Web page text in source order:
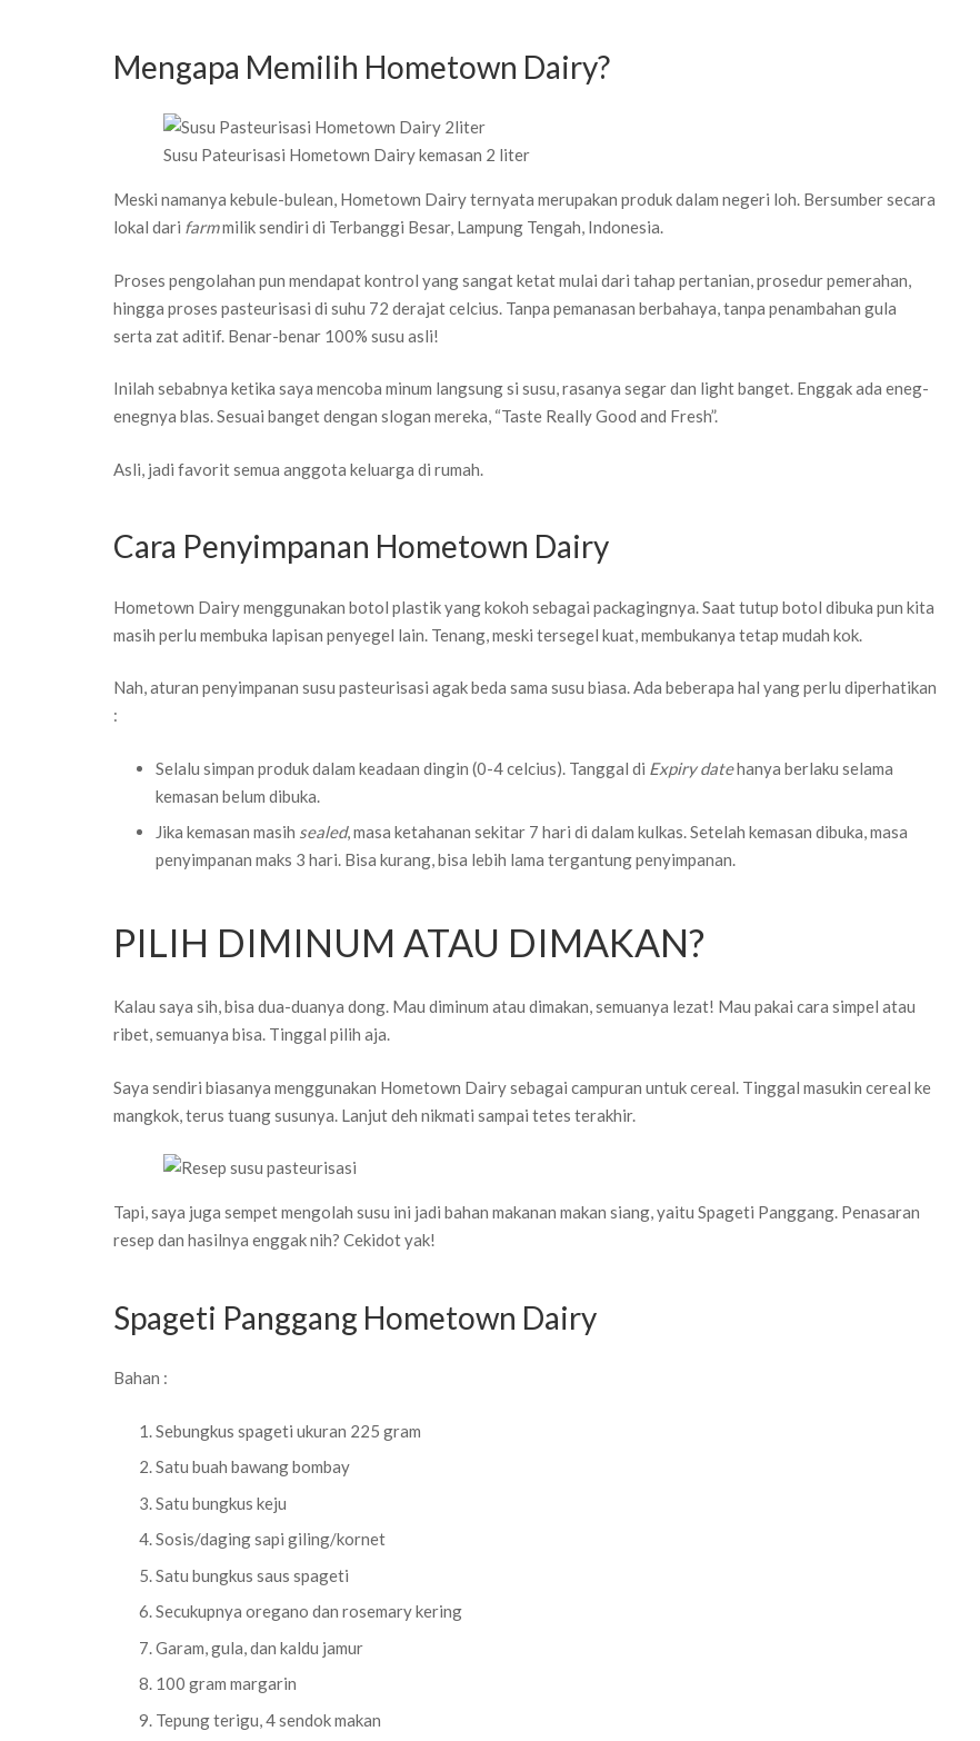
Mengapa Memilih Hometown Dairy?
Susu Pateurisasi Hometown Dairy kemasan 2 liter
Meski namanya kebule-bulean, Hometown Dairy ternyata merupakan produk dalam negeri loh. Bersumber secara
lokal dari farmmilik sendiri di Terbanggi Besar, Lampung Tengah, Indonesia.
Proses pengolahan pun mendapat kontrol yang sangat ketat mulai dari tahap pertanian, prosedur pemerahan,
hingga proses pasteurisasi di suhu 72 derajat celcius. Tanpa pemanasan berbahaya, tanpa penambahan gula
serta zat aditif. Benar-benar 100% susu asli!
Inilah sebabnya ketika saya mencoba minum langsung si susu, rasanya segar dan light banget. Enggak ada eneg-
enegnya blas. Sesuai banget dengan slogan mereka, “Taste Really Good and Fresh”.
Asli, jadi favorit semua anggota keluarga di rumah.
Cara Penyimpanan Hometown Dairy
Hometown Dairy menggunakan botol plastik yang kokoh sebagai packagingnya. Saat tutup botol dibuka pun kita
masih perlu membuka lapisan penyegel lain. Tenang, meski tersegel kuat, membukanya tetap mudah kok.
Nah, aturan penyimpanan susu pasteurisasi agak beda sama susu biasa. Ada beberapa hal yang perlu diperhatikan
:
Selalu simpan produk dalam keadaan dingin (0-4 celcius). Tanggal di Expiry datehanya berlaku selama
kemasan belum dibuka.
Jika kemasan masih sealed, masa ketahanan sekitar 7 hari di dalam kulkas. Setelah kemasan dibuka, masa
penyimpanan maks 3 hari. Bisa kurang, bisa lebih lama tergantung penyimpanan.
PILIH DIMINUM ATAU DIMAKAN?
Kalau saya sih, bisa dua-duanya dong. Mau diminum atau dimakan, semuanya lezat! Mau pakai cara simpel atau
ribet, semuanya bisa. Tinggal pilih aja.
Saya sendiri biasanya menggunakan Hometown Dairy sebagai campuran untuk cereal. Tinggal masukin cereal ke
mangkok, terus tuang susunya. Lanjut deh nikmati sampai tetes terakhir.
Tapi, saya juga sempet mengolah susu ini jadi bahan makanan makan siang, yaitu Spageti Panggang. Penasaran
resep dan hasilnya enggak nih? Cekidot yak!
Spageti Panggang Hometown Dairy
Bahan :
Sebungkus spageti ukuran 225 gram
Satu buah bawang bombay
Satu bungkus keju
Sosis/daging sapi giling/kornet
Satu bungkus saus spageti
Secukupnya oregano dan rosemary kering
Garam, gula, dan kaldu jamur
100 gram margarin
Tepung terigu, 4 sendok makan